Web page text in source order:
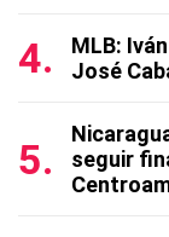
MLB:
José
seguir